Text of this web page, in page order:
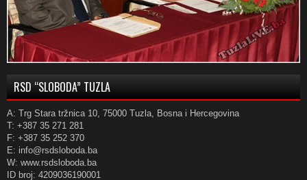
RSD “SLOBODA” TUZLA
A: Trg Stara tržnica 10, 75000 Tuzla, Bosna i Hercegovina
T: +387 35 271 281
F: +387 35 252 370
E: info@rsdsloboda.ba
W: www.rsdsloboda.ba
ID broj: 4209036190001